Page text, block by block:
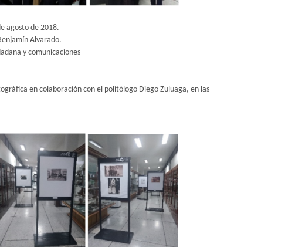
agosto de 2018.
Alvarado.
y comunicaciones
en colaboración con el politólogo Diego Zuluaga, en las